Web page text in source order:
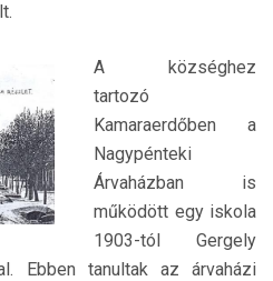
A községhez
tartozó
Kamaraerdőben a
Nagypénteki
Árvaházban is
működött egy iskola
1903-tól Gergely
Ebben tanultak az árvaházi